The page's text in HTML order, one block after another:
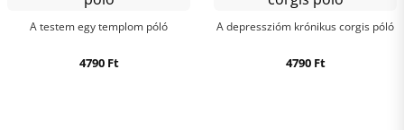
A testem egy templom póló
4790 Ft
A depresszióm krónikus corgis póló
4790 Ft